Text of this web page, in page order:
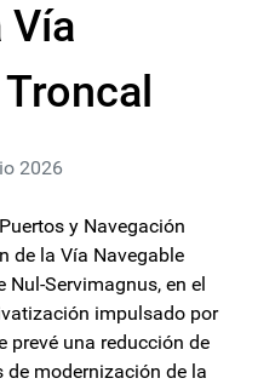
Vía
2026
y Navegación
de la Vía Navegable
Servimagnus, en el
impulsado por
prevé una reducción de
modernización de la